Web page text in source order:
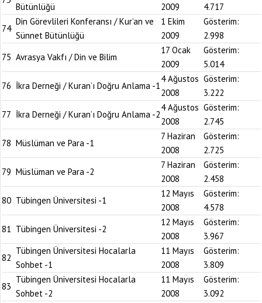
Bütünlüğü
2009
4.717
74
Din Görevlileri Konferansı / Kur’an ve
Sünnet Bütünlüğü
1 Ekim
2009
Gösterim:
2.998
75 Avrasya Vakfı / Din ve Bilim
17 Ocak
2009
Gösterim:
5.014
76 İkra Derneği / Kuran’ı Doğru Anlama -1
4 Ağustos
2008
Gösterim:
3.222
77 İkra Derneği / Kuran’ı Doğru Anlama -2
4 Ağustos
2008
Gösterim:
2.745
78 Müslüman ve Para -1
7 Haziran
2008
Gösterim:
2.725
79 Müslüman ve Para -2
7 Haziran
2008
Gösterim:
2.458
80 Tübingen Üniversitesi -1
12 Mayıs
2008
Gösterim:
4.578
81 Tübingen Üniversitesi -2
12 Mayıs
2008
Gösterim:
3.967
82
Tübingen Üniversitesi Hocalarla
Sohbet -1
11 Mayıs
2008
Gösterim:
3.809
83
Tübingen Üniversitesi Hocalarla
Sohbet -2
11 Mayıs
2008
Gösterim:
3.092